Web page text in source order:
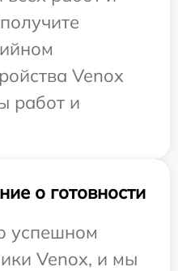
Venox
работ и
о готовности
успешном
Venox, и мы